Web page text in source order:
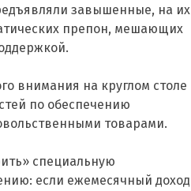
завышенные, на их
препон, мешающих
внимания на круглом столе
по обеспечению
товарами.
специальную
если ежемесячный доход